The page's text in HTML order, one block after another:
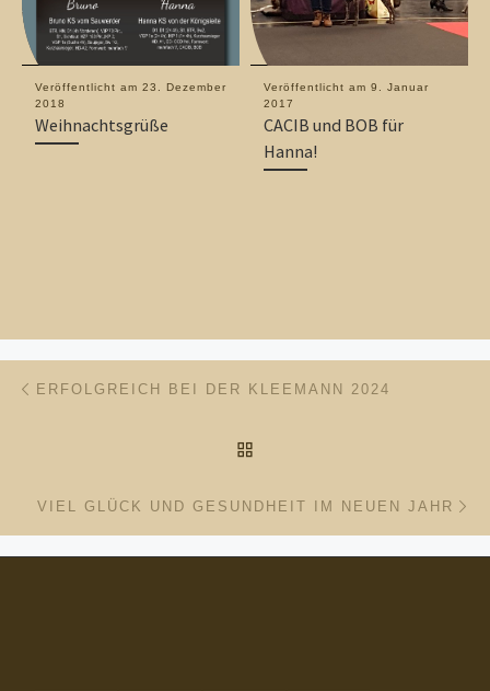
Veröffentlicht am 23. Dezember
2018
Weihnachtsgrüße
Veröffentlicht am 9. Januar
2017
CACIB und BOB für
Hanna!
Beitragsnavigation
ERFOLGREICH BEI DER KLEEMANN 2024
VIEL GLÜCK UND GESUNDHEIT IM NEUEN JAHR